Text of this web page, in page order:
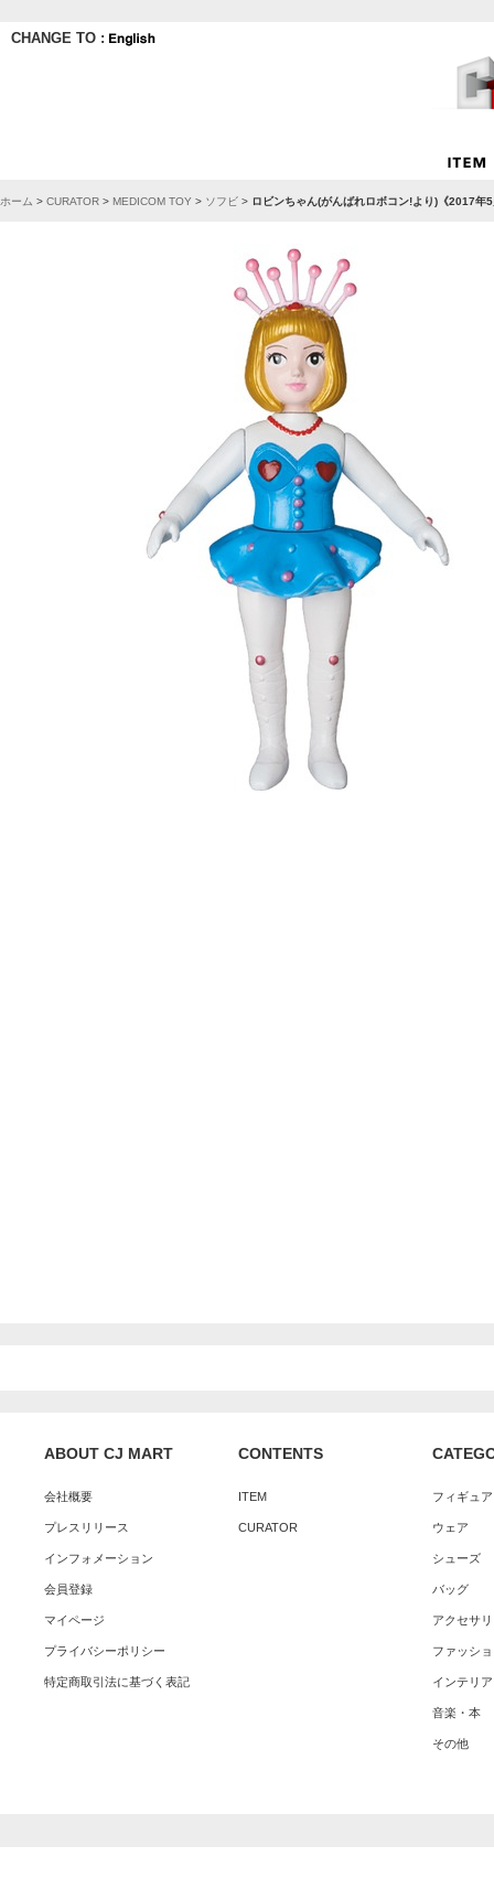
CHANGE TO :
ホーム > CURATOR > MEDICOM TOY > ソフビ > ロビンちゃん(がんばれロボコン!より)《2017年
ABOUT CJ MART
会社概要
プレスリリース
インフォメーション
会員登録
マイページ
プライバシーポリシー
特定商取引法に基づく表記
CONTENTS
ITEM
CURATOR
フィギュ
ウェア
シューズ
バッグ
アクセサ
ファッシ
インテリア
音楽・本
その他